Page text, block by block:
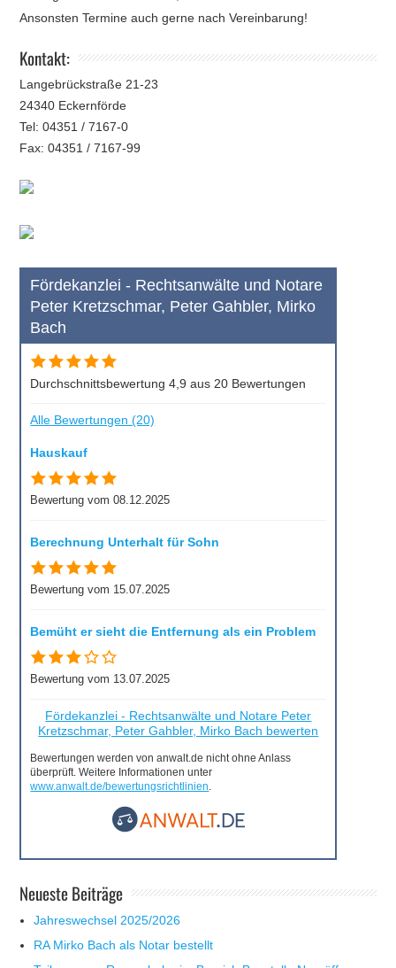
Ansonsten Termine auch gerne nach Vereinbarung!
Kontakt:
Langebrückstraße 21-23
24340 Eckernförde
Tel: 04351 / 7167-0
Fax: 04351 / 7167-99
Fördekanzlei - Rechtsanwälte und Notare
Peter Kretzschmar, Peter Gahbler, Mirko
Bach
Durchschnittsbewertung 4,9 aus 20 Bewertungen
Alle Bewertungen (20)
Hauskauf
Bewertung vom 08.12.2025
Berechnung Unterhalt für Sohn
Bewertung vom 15.07.2025
Bemüht er sieht die Entfernung als ein Problem
Bewertung vom 13.07.2025
Fördekanzlei - Rechtsanwälte und Notare Peter
Kretzschmar, Peter Gahbler, Mirko Bach bewerten
Bewertungen werden von anwalt.de nicht ohne Anlass
überprüft. Weitere Informationen unter
www.anwalt.de/bewertungsrichtlinien.
Neueste Beiträge
Jahreswechsel 2025/2026
RA Mirko Bach als Notar bestellt